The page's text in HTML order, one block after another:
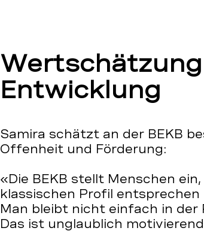
Entwicklung
Samira schätzt an der BEKB
Offenheit und Förderung:
«Die BEKB stellt Menschen
klassischen Profil
Man bleibt nicht einfach in der
Das ist unglaublich